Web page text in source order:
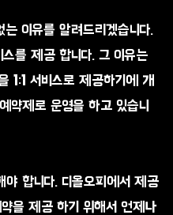
이유를 알려드리겠습니다.
를 제공 합니다. 그 이유는
1:1 서비스로 제공하기에 개
약제로 운영을 하고 있습니
합니다. 디올오피에서 제공
을 제공 하기 위해서 언제나